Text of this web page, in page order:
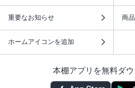
重要なお知らせ 商
ホームアイコンを追加
本棚アプリを無料ダウ